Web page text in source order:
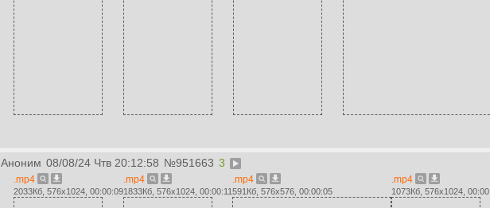
Аноним 08/08/24 Чтв 20:12:58 №951663 3
.mp4
2033Кб, 576x1024, 00:00:09
.mp4
1833Кб, 576x1024, 00:00:11
.mp4
591Кб, 576x576, 00:00:05
.mp4
1073Кб, 576x1024,